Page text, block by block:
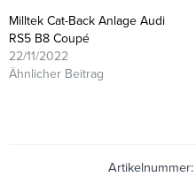
Milltek Cat-Back Anlage Audi
RS5 B8 Coupé
22/11/2022
Ähnlicher Beitrag
Artikelnummer: